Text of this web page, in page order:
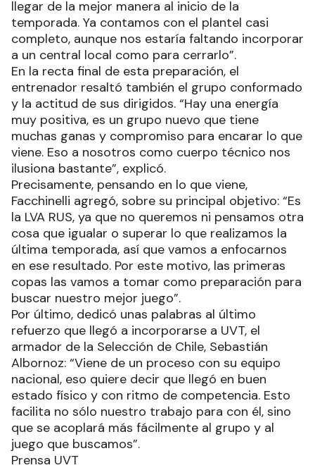
llegar de la mejor manera al inicio de la
temporada. Ya contamos con el plantel casi
completo, aunque nos estaría faltando incorporar
a un central local como para cerrarlo”.
En la recta final de esta preparación, el
entrenador resaltó también el grupo conformado
y la actitud de sus dirigidos. “Hay una energía
muy positiva, es un grupo nuevo que tiene
muchas ganas y compromiso para encarar lo que
viene. Eso a nosotros como cuerpo técnico nos
ilusiona bastante”, explicó.
Precisamente, pensando en lo que viene,
Facchinelli agregó, sobre su principal objetivo: “Es
la LVA RUS, ya que no queremos ni pensamos otra
cosa que igualar o superar lo que realizamos la
última temporada, así que vamos a enfocarnos
en ese resultado. Por este motivo, las primeras
copas las vamos a tomar como preparación para
buscar nuestro mejor juego”.
Por último, dedicó unas palabras al último
refuerzo que llegó a incorporarse a UVT, el
armador de la Selección de Chile, Sebastián
Albornoz: “Viene de un proceso con su equipo
nacional, eso quiere decir que llegó en buen
estado físico y con ritmo de competencia. Esto
facilita no sólo nuestro trabajo para con él, sino
que se acoplará más fácilmente al grupo y al
juego que buscamos”.
Prensa UVT